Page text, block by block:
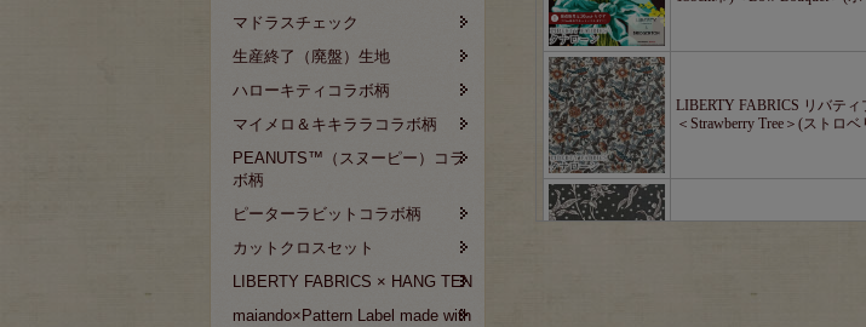
マドラスチェック
生産終了（廃盤）生地
ハローキティコラボ柄
マイメロ＆キキララコラボ柄
PEANUTS™（スヌーピー）コラ
ボ柄
ピーターラビットコラボ柄
カットクロスセット
LIBERTY FABRICS × HANG TEN
maiando×Pattern Label made with